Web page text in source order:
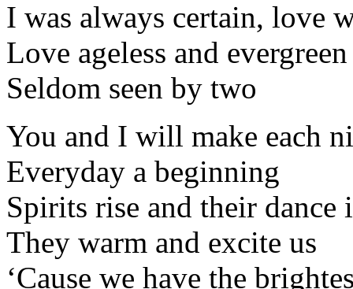
I was always certain, love
Love ageless and evergreen
Seldom seen by two
You and I will make each
Everyday a beginning
Spirits rise and their dance
They warm and excite us
‘Cause we have the